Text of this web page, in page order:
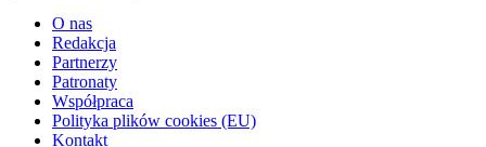
O nas
Redakcja
Partnerzy
Patronaty
Współpraca
Polityka plików cookies (EU)
Kontakt